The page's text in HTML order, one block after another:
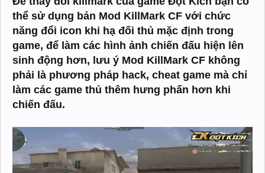
thể sử dụng bản Mod KillMark CF với chức
năng đổi icon khi hạ đối thủ mặc định trong
game, để làm các hình ảnh chiến đấu hiện lên
sinh động hơn, lưu ý Mod KillMark CF không
phải là phương pháp hack, cheat game mà chỉ
làm các game thủ thêm hưng phấn hơn khi
chiến đấu.